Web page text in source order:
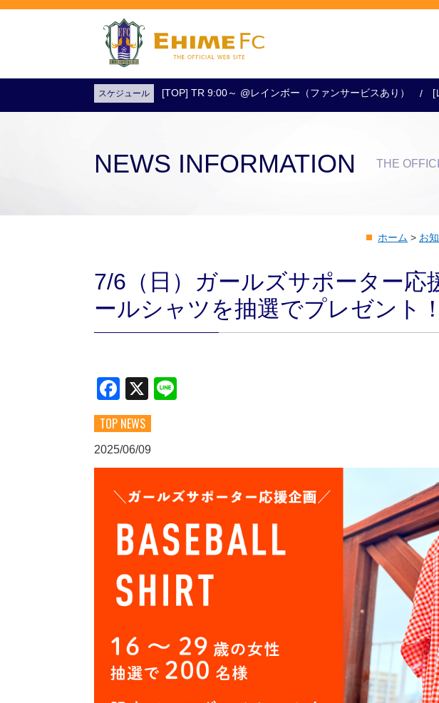
試合日程・結果 アクセス クラブ・会社情報
スケジュール [TOP] TR 9:00～ @レインボー（ファンサービスあり） [
NEWS INFORMATION THE
ホーム > お
7/6（日）ガールズサポーター応
ールシャツを抽選でプレゼント！
Facebook
X
TOP NEWS
2025/06/09